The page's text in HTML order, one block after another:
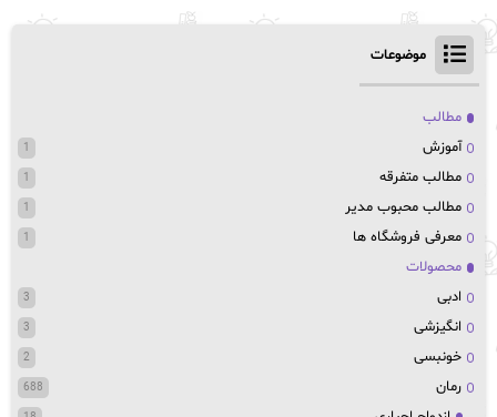
موضوعات
مطالب
آموزش
1
مطالب متفرقه 1
مطالب محبوب مدیر 1
معرفی فروشگاه ها 1
محصولات
ادبی
3
انگیزشی 3
خونبسی 2
رمان 688